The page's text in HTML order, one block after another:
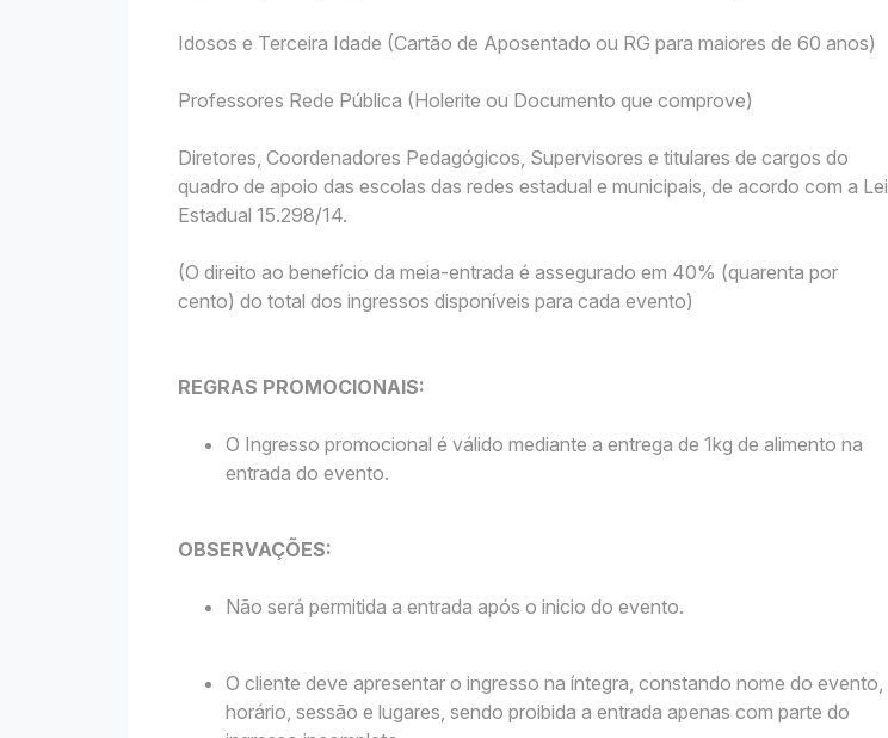
Idosos e Terceira Idade (Cartão de Aposentado ou RG para maiores de 60 anos)
Professores Rede Pública (Holerite ou Documento que comprove)
Diretores, Coordenadores Pedagógicos, Supervisores e titulares de cargos do
quadro de apoio das escolas das redes estadual e municipais, de acordo com a Lei
Estadual 15.298/14.
(O direito ao benefício da meia-entrada é assegurado em 40% (quarenta por
cento) do total dos ingressos disponíveis para cada evento)
REGRAS PROMOCIONAIS:
O Ingresso promocional é válido mediante a entrega de 1kg de alimento na
entrada do evento.
OBSERVAÇÕES:
Não será permitida a entrada após o inicio do evento.
O cliente deve apresentar o ingresso na íntegra, constando nome do evento,
horário, sessão e lugares, sendo proibida a entrada apenas com parte do